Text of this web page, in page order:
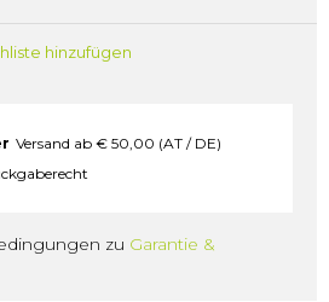
hinzufügen
Versand ab € 50,00 (AT / DE)
zu Garantie &